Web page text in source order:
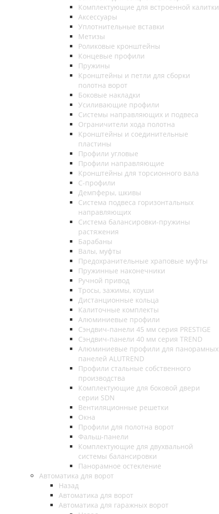
Комплектующие для встроенной калитки
Аксессуары
Уплотнительные вставки
Метизы
Роликовые кронштейны
Концевые профили
Пружины
Кронштейны и петли для сборки
полотна ворот
Боковые накладки
Усиливающие профили
Системы направляющих и подвеса
Ограничители хода полотна
Кронштейны и соединительные
пластины
Профили угловые
Профили направляющие
Кронштейны для торсионного вала
С-профили
Демпферы, шкивы
Система подвеса горизонтальных
направляющих
Система балансировки-пружины
растяжения
Барабаны
Валы, муфты
Предохранительные храповые муфты
Пружинные наконечники
Ручной привод
Тросы, зажимы, коуши
Дистанционные кольца
Калиточные комплекты
Алюминиевые профили
Сэндвич-панели 45 мм серия PRESTIGE
Сэндвич-панели 40 мм серия TREND
Алюминиевые профили для панорамных
панелей ALUTREND
Профили стальные собственного
производства
Комплектующие для боковой двери
серии SDN
Вентиляционные решетки
Окна
Профили для полотна ворот
Фальш-панели
Комплектующие для двухвальной
системы балансировки
Панорамное остекление
Автоматика для ворот
Назад
Автоматика для ворот
Автоматика для гаражных ворот